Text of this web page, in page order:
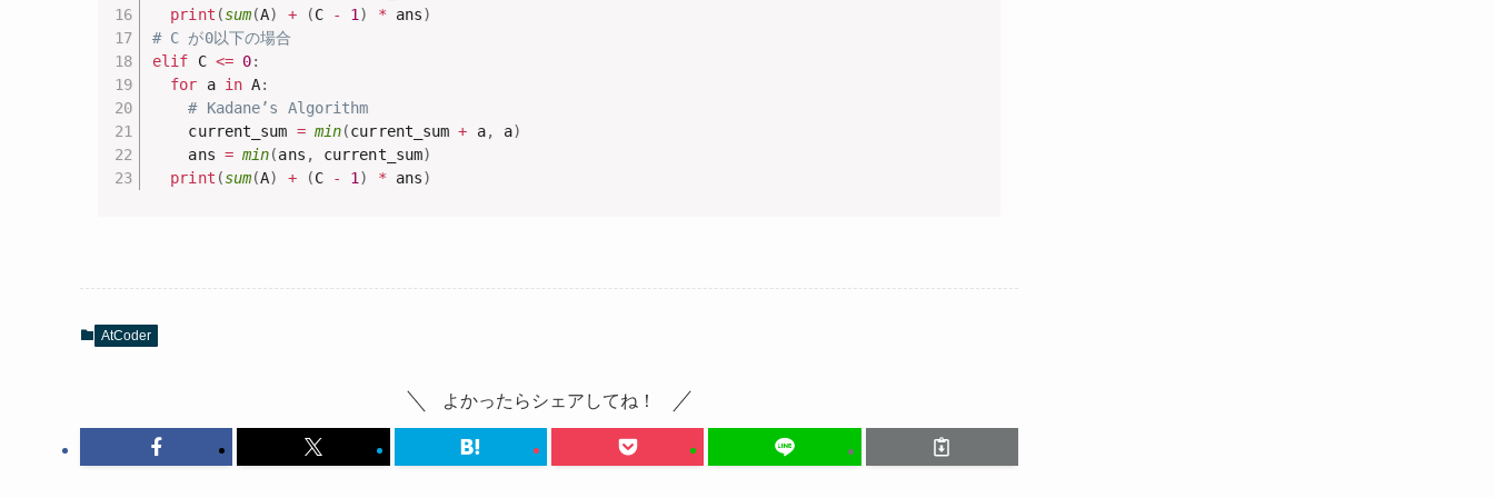
print (sum(A) + (C - 1 ) * ans)
# C が0以下の場合
elif C <= 0:
for a in A:
# Kadane’s Algorithm
    current_sum
= min(current_sum + a, a)
    ans
= min(ans , current_sum)
print (sum(A) + (C - 1 ) * ans)
AtCoder
よかったらシェアしてね！